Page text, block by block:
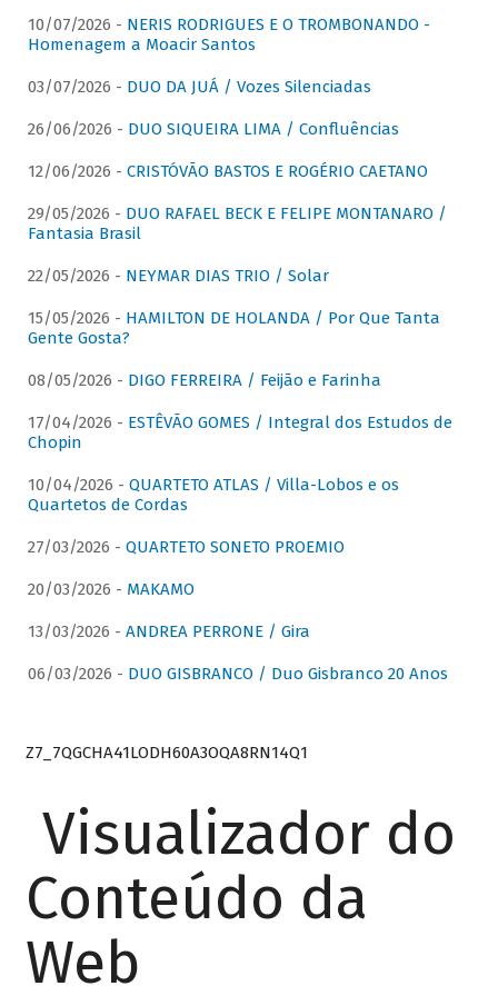
10/07/2026 - NERIS RODRIGUES E O TROMBONANDO -
Homenagem a Moacir Santos
03/07/2026 - DUO DA JUÁ / Vozes Silenciadas
26/06/2026 - DUO SIQUEIRA LIMA / Confluências
12/06/2026 - CRISTÓVÃO BASTOS E ROGÉRIO CAETANO
29/05/2026 - DUO RAFAEL BECK E FELIPE MONTANARO /
Fantasia Brasil
22/05/2026 - NEYMAR DIAS TRIO / Solar
15/05/2026 - HAMILTON DE HOLANDA / Por Que Tanta
Gente Gosta?
08/05/2026 - DIGO FERREIRA / Feijão e Farinha
17/04/2026 - ESTÊVÃO GOMES / Integral dos Estudos de
Chopin
10/04/2026 - QUARTETO ATLAS / Villa-Lobos e os
Quartetos de Cordas
27/03/2026 - QUARTETO SONETO PROEMIO
20/03/2026 - MAKAMO
13/03/2026 - ANDREA PERRONE / Gira
06/03/2026 - DUO GISBRANCO / Duo Gisbranco 20 Anos
Z7_7QGCHA41LODH60A3OQA8RN14Q1
Visualizador do
Conteúdo da
Web